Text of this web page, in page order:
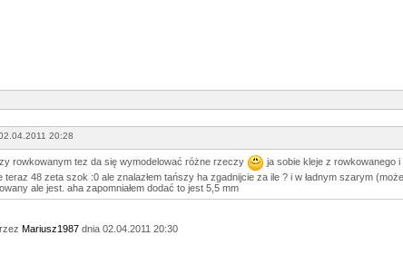
20:28
rowkowanym tez da się wymodelować różne rzeczy
ja sobie kleje z rowkowanego i
teraz 48 zeta szok :0 ale znalazłem tańszy ha zgadnijcie za ile ? i w ładnym szarym
ale jest. aha zapomniałem dodać to jest 5,5 mm
Mariusz1987 dnia 02.04.2011 20:30